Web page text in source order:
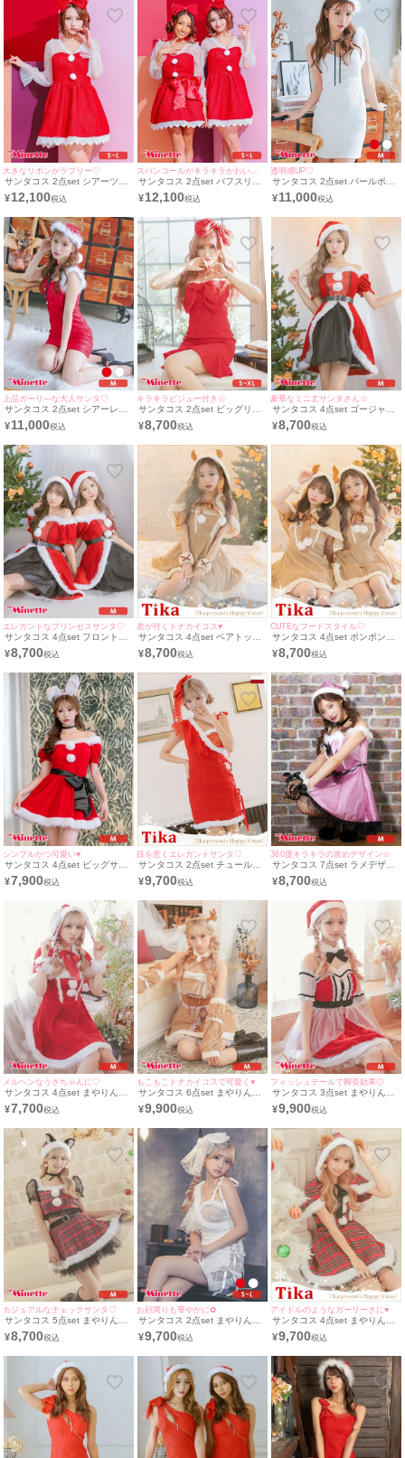
大きなリボンがラブリー♡
サンタコス 2点set シアーツイ
ードパフスリーブ袖ありレース
スパンコールフレアスカートガ
[ワンピース＋カチューシャ](S
～L)
¥12,100
スパンコールがキラキラかわいい♡
サンタコス 2点set パフスリー
ブ袖ありシアーツイードレース
スパンコールフレアスカートガ
レ [ワンピース＋カチューシャ]
(S～L)
¥12,100
透明感UP♡
サンタコス 2点set パールボタ
ン付き総レースハイネックリボ
ンタイト サンタ コスプレ ドレ
¥11,000
上品ガーリ―な大人サンタ♡
サンタコス 2点set シアーレー
スふわふわファーショルダーエ
レガントタイト サンタ コスプ
帽子]
¥11,000
キラキラビジュー付き☆
サンタコス 2点set ビッグリボ
ンデザインマーメイドフリルジ
ャガードガーリー サンタ コス
ューシャ](S～XL)
¥8,700
豪華なミニ丈サンタさん☆
サンタコス 4点set ゴージャス
ふわふわボリュームフリルキラ
メトップオフショル王道 サン
ト＋サンタ帽子＋透明ストラッ
¥8,700
エレガントなプリンセスサンタ♡
サンタコス 4点set フロントブ
ラックふわふわチュールフリル
デザインオフショルダー王道
+ベルト＋サンタ帽子＋透明ス
トラップ]
¥8,700
差が付くトナカイコス♥
サンタコス 4点set ベアトップ
ミニワンピ＆ツノ付きケープふ
わふわボアトナカイアニマル
ープ+ワンピース＋カフス＋透
明ストラップ]
¥8,700
CUTEなフードスタイル♡
サンタコス 4点set ポンポンサ
テンリボン付きフードケープふ
わふわフレアミニ丈トナカイア
ド付きケープ+ワンピース＋カ
フス＋透明ストラップ]
¥8,700
シンプルかつ可愛い♥
サンタコス 4点set ビッグサテ
ンリボンベルト付きオフショル
ふわふわファーバニーアニマル
+ワンピース＋リボン＋カチュ
¥7,900
目を惹くエレガントサンタ♡
サンタコス 2点set チュールネ
ット付きダブルリボンクリップ
フリルワンショルダーラメツイ
ドレス [ワンピース+ヘアリボ
ン](S～L)
¥9,700
360度キラキラの攻めデザイン☆
サンタコス 7点set ラメデザイ
ンビジューリボン×ドットチュ
ールガーリーピンク王道 ふわ
チョーカー＋リボンブローチ＋
ワンピース+透明ストラップ＋
グローブ＋ベルト]
¥8,700
メルヘンなうさちゃんに♡
サンタコス 4点set まやりん着
用ふわふわ白いファー垂れ耳デ
ザインポンポン付きベアトップ
ンタ コスプレ [フード付きケー
プ＋ワンピース＋カフス＋透明
ストラップ]
¥7,700
もこもこトナカイコスで可愛く♥
サンタコス 6点set まやりん着
用レースアップコルセットクロ
スホルターネックトナカイアニ
[チョーカー+ワンピース+コル
セット+カチューシャ＋付け袖
＋透明ストラップ]
¥9,900
フィッシュテールで脚長効果◎
サンタコス 3点set まやりん着
用キラメ付きふわふわホワイト
チュールアメリカンスリーブク
コスプレ [ワンピース+サンタ
帽子+付け袖]
¥9,900
カジュアルなチェックサンタ♡
サンタコス 5点set まやりん着
用レースフリルタータンチェッ
ク柄セパレートふわふわAライ
[チョーカー＋トップス+スカー
ト＋ベルト＋サンタ帽子]
¥8,700
お顔周りも華やかに✿
サンタコス 2点set まやりん着
用シアーレースサイドドットチ
ュールワンショルダーツイード
ボン](S～L)
¥9,700
アイドルのようなガーリーさに♥
サンタコス 4点set まやりん着
用ベアー耳付きケープタータン
チェックふわふわフレア アニ
付きケープ＋ワンピース+ベル
ト＋透明ストラップ]
¥9,700